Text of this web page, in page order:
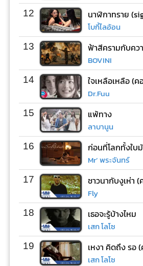
12
โบกี้ไลอ้อน
13 ฟ้าสีครามกับคว
BOVINI
14 ใจเหลือเหลือ (
Dr.Fuu
15 แพ้ทาง
ลาบานูน
16
Mr’ พระจันทร์
17 ชาวนากับงูเห่า
Fly
18 เธอจะรู้บ้างไหม
เสก โลโซ
19 เหงา คิดถึง รอ
เสก โลโซ